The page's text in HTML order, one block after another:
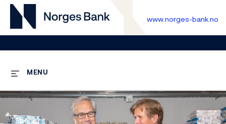
www.norges-bank.no
MENU